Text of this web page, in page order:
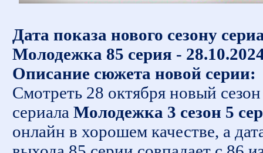
Дата показа нового сезону
Молодежка 85 серия -
Описание сюжета новой серии:
Смотреть 28 октября новый сезон
сериала Молодежка 3 сезон 5
онлайн в хорошем качестве, а